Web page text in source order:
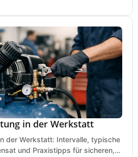
in der Werkstatt
der Werkstatt: Intervalle, typische
und Praxistipps für sicheren,